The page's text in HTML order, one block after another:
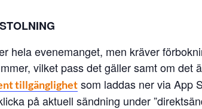
hela evenemanget, men kräver
vilket pass det gäller samt om det
tillgänglighet som laddas ner via App
på aktuell sändning under